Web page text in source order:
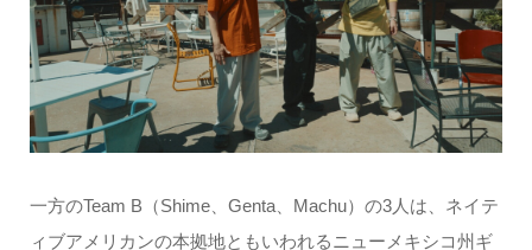
一方のTeam B（Shime、Genta、Machu）の3人は、ネイテ
ィブアメリカンの本拠地ともいわれるニューメキシコ州ギ